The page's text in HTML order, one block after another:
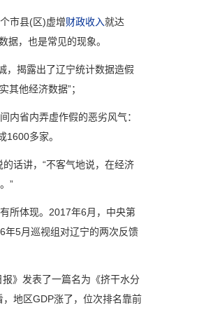
市县(区)虚增财政收入就达
，也是常见的现象。
揭露出了辽宁统计数据造假
他经济数据”；
省内弄虚作假的恶劣风气：
多家。
话讲，“不客气地说，在经济
”
所体现。2017年6月，中央第
年5月巡视组对辽宁的两次反馈
》发表了一篇名为《挤干水分
地区GDP涨了，位次排名靠前